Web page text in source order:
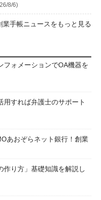
8/6)
業手帳ニュースをもっと見る
フォメーションでOA機器を
用すれば弁護士のサポート
あおぞらネット銀行！創業
作り方」基礎知識を解説し